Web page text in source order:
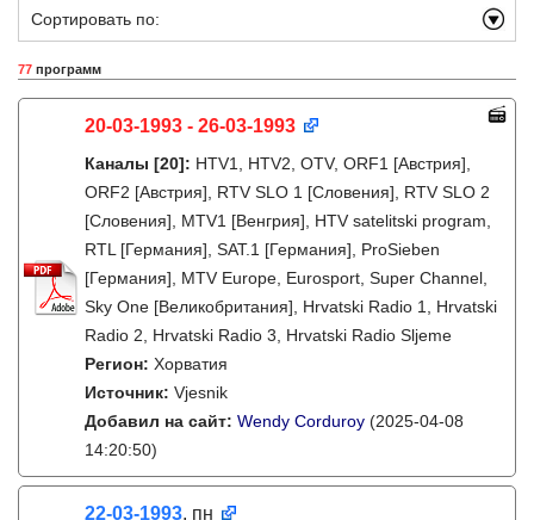
Сортировать по:
77 программ
20-03-1993 - 26-03-1993
Каналы [20]: HTV1, HTV2, OTV, ORF1 [Австрия],
ORF2 [Австрия], RTV SLO 1 [Словения], RTV SLO 2
[Словения], MTV1 [Венгрия], HTV satelitski program,
RTL [Германия], SAT.1 [Германия], ProSieben
[Германия], MTV Europe, Eurosport, Super Channel,
Sky One [Великобритания], Hrvatski Radio 1, Hrvatski
Radio 2, Hrvatski Radio 3, Hrvatski Radio Sljeme
Регион: Хорватия
Источник: Vjesnik
Добавил на сайт: Wendy Corduroy (2025-04-08
14:20:50)
22-03-1993, пн